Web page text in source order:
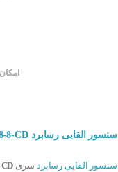
سنسور القایی رسابرد RASABOARD ISR18-8-CD
سنسور القایی رسابرد سری